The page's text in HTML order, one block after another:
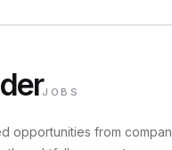
JOBS
opportunities from